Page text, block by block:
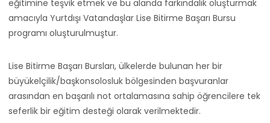
eğitimine teşvik etmek ve bu alanda farkındalık oluşturmak
amacıyla Yurtdışı Vatandaşlar Lise Bitirme Başarı Bursu
programı oluşturulmuştur.
Lise Bitirme Başarı Bursları, ülkelerde bulunan her bir
büyükelçilik/başkonsolosluk bölgesinden başvuranlar
arasından en başarılı not ortalamasına sahip öğrencilere tek
seferlik bir eğitim desteği olarak verilmektedir.